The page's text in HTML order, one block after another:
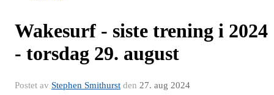
Wakesurf - siste trening i 2024
- torsdag 29. august
Postet av Stephen Smithurst den 27. aug 2024